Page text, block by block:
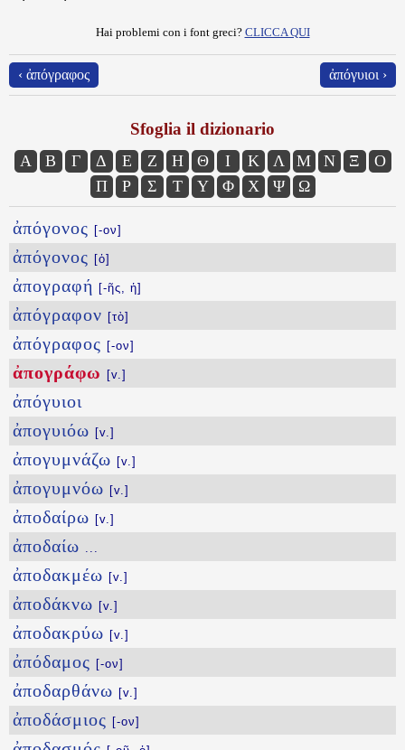
Hai problemi con i font greci? CLICCA QUI
‹ ἀπόγραφος ἀπόγυιοι ›
Sfoglia il dizionario
Α Β Γ Δ Ε Ζ Η Θ Ι Κ Λ Μ Ν Ξ
Ο
Π
Ρ Σ Τ Υ Φ Χ Ψ Ω
ἀπόγονος [-ον]
ἀπόγονος [ὁ]
ἀπογραφή [-ῆς, ἡ]
ἀπόγραφον [τὸ]
ἀπόγραφος [-ον]
ἀπογράφω [v.]
ἀπόγυιοι
ἀπογυιόω [v.]
ἀπογυμνάζω [v.]
ἀπογυμνόω [v.]
ἀποδαίρω [v.]
ἀποδαίω ...
ἀποδακμέω [v.]
ἀποδάκνω [v.]
ἀποδακρύω [v.]
ἀπόδαμος [-ον]
ἀποδαρθάνω [v.]
ἀποδάσμιος [-ον]